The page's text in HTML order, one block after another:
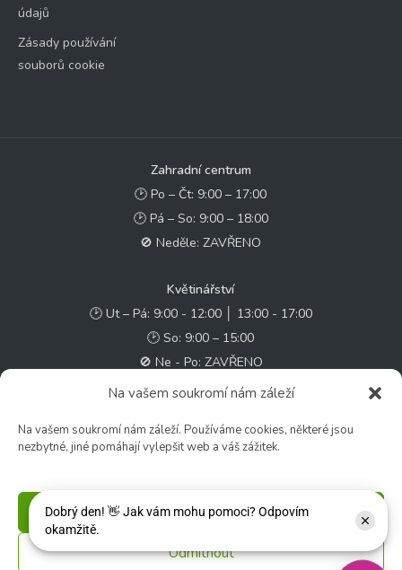
Na vašem soukromí nám záleží
Na vašem soukromí nám záleží. Používáme cookies, některé jsou
nezbytné, jiné pomáhají vylepšit web a váš zážitek.
Příjmout
Odmítnout
údajů
Zásady používání
souborů cookie
Zahradní centrum
🕑 Po – Čt: 9:00 – 17:00
🕑 Pá – So: 9:00 – 18:00
🚫 Neděle: ZAVŘENO
Květinářství
🕑 Ut – Pá: 9:00 - 12:00 │ 13:00 - 17:00
🕑 So: 9:00 – 15:00
🚫 Ne - Po: ZAVŘENO
✉️ e-shop@zcstrakovo.cz